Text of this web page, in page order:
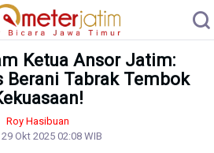
Ketua Ansor Jatim:
Berani Tabrak Tembok
Roy Hasibuan
Okt 2025 02:08 WIB